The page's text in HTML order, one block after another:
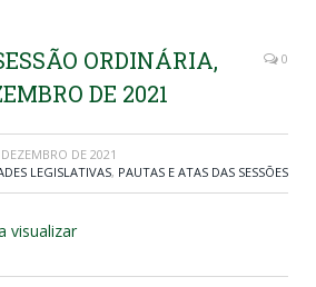
ORDINÁRIA,
DE 2021
0
DE 2021
LEGISLATIVAS, PAUTAS E ATAS DAS SESSÕES
visualizar